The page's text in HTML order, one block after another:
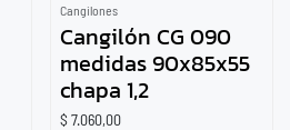
Cangilones
Cangilón CG 090
medidas 90x85x55
chapa 1,2
$7.060,00